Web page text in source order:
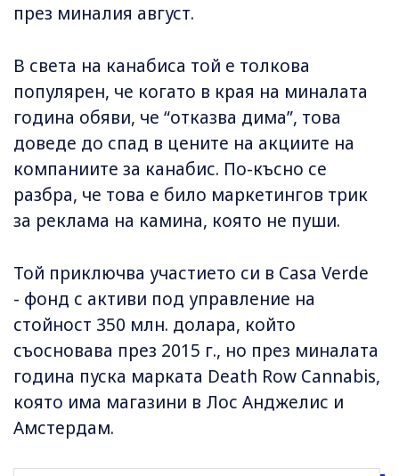
през миналия август.
В света на канабиса той е толкова
популярен, че когато в края на миналата
година обяви, че “отказва дима”, това
доведе до спад в цените на акциите на
компаниите за канабис. По-късно се
разбра, че това е било маркетингов трик
за реклама на камина, която не пуши.
Той приключва участието си в Casa Verde
- фонд с активи под управление на
стойност 350 млн. долара, който
съосновава през 2015 г., но през миналата
година пуска марката Death Row Cannabis,
която има магазини в Лос Анджелис и
Амстердам.